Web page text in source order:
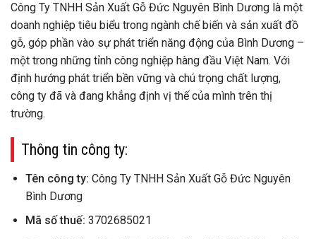
Công Ty TNHH Sản Xuất Gỗ Đức Nguyên Bình Dương là một
doanh nghiệp tiêu biểu trong ngành chế biến và sản xuất đồ
gỗ, góp phần vào sự phát triển năng động của Bình Dương –
một trong những tỉnh công nghiệp hàng đầu Việt Nam. Với
định hướng phát triển bền vững và chú trọng chất lượng,
công ty đã và đang khẳng định vị thế của mình trên thị
trường.
Thông tin công ty:
Tên công ty: Công Ty TNHH Sản Xuất Gỗ Đức Nguyên
Bình Dương
Mã số thuế: 3702685021